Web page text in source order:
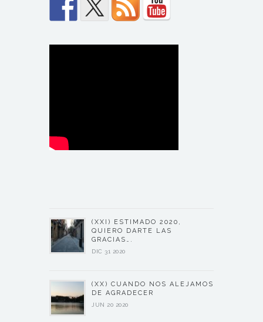
(XXI) ESTIMADO 2020,
QUIERO DARTE LAS
GRACIAS….
DIC 31 2020
(XX) CUANDO NOS ALEJAMOS
DE AGRADECER
JUN 20 2020